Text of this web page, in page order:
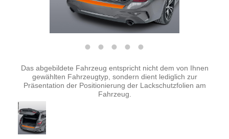
Das abgebildete Fahrzeug entspricht nicht dem von Ihnen
gewählten Fahrzeugtyp, sondern dient lediglich zur
Präsentation der Positionierung der Lackschutzfolien am
Fahrzeug.